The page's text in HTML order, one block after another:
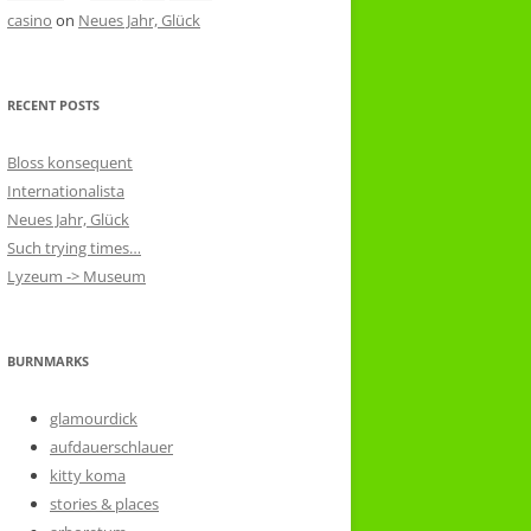
casino on Neues Jahr, Glück
RECENT POSTS
Bloss konsequent
Internationalista
Neues Jahr, Glück
Such trying times…
Lyzeum -> Museum
BURNMARKS
glamourdick
aufdauerschlauer
kitty koma
stories & places